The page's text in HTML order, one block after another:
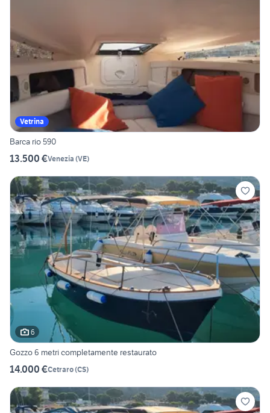
Vetrina
Barca rio 590
13.500 €Venezia (VE)
6
Gozzo 6 metri completamente restaurato
14.000 €Cetraro(CS)